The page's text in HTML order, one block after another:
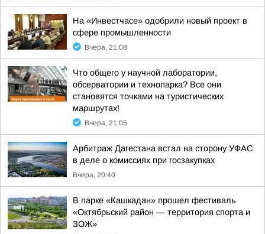
На «Инвестчасе» одобрили новый проект в
сфере промышленности
Вчера, 21:08
Что общего у научной лаборатории,
обсерватории и технопарка? Все они
становятся точками на туристических
маршрутах!
Вчера, 21:05
Арбитраж Дагестана встал на сторону УФАС
в деле о комиссиях при госзакупках
Вчера, 20:40
В парке «Кашкадан» прошел фестиваль
«Октябрьский район — территория спорта и
ЗОЖ»